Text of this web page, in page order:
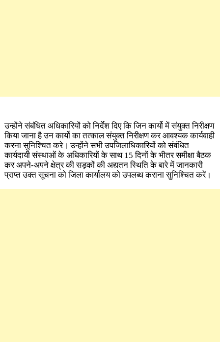
उन्होंने संबंधित अधिकारियों को निर्देश दिए कि जिन कार्यो में संयुक्त निरीक्षण
किया जाना है उन कार्यो का तत्काल संयुक्त निरीक्षण कर आवश्यक कार्यवाही
करना सुनिश्चित करे। उन्होंने सभी उपजिलाधिकारियों को संबंधित
कार्यदायी संस्थाओं के अधिकारियों के साथ 15 दिनों के भीतर समीक्षा बैठक
कर अपने-अपने क्षेत्र की सड़कों की अद्यतन स्थिति के बारे में जानकारी
प्राप्त उक्त सूचना को जिला कार्यालय को उपलब्ध कराना सुनिश्चित करें।